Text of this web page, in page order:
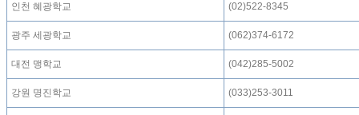
인천 혜광학교 (02)522-8345
광주 세광학교 (062)374-6172
대전 맹학교 (042)285-5002
강원 명진학교 (033)253-3011